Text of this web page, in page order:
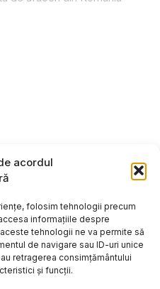
acordul
folosim tehnologii precum
informațiile despre
tehnologii ne va permite să
de navigare sau ID-uri unice
retragerea consimțământului
și funcții.